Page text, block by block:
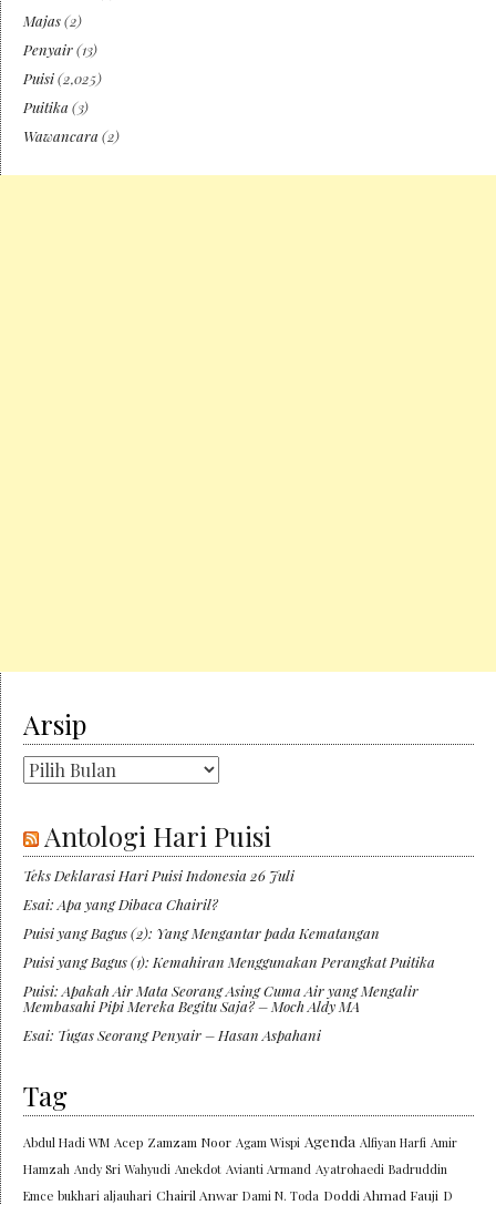
Majas(2)
Penyair(13)
Puisi(2,025)
Puitika (3)
Wawancara (2)
Arsip
Arsip
Antologi Hari Puisi
Teks Deklarasi Hari Puisi Indonesia 26 Juli
Esai: Apa yang Dibaca Chairil?
Puisi yang Bagus (2): Yang Mengantar pada Kematangan
Puisi yang Bagus (1): Kemahiran Menggunakan Perangkat Puitika
Puisi: Apakah Air Mata Seorang Asing Cuma Air yang Mengalir
Membasahi Pipi Mereka Begitu Saja? – Moch Aldy MA
Esai: Tugas Seorang Penyair – Hasan Aspahani
Tag
Abdul Hadi WM Acep Zamzam Noor Agam Wispi Agenda Alfiyan Harfi Amir
Hamzah Andy Sri Wahyudi Anekdot Avianti Armand Ayatrohaedi Badruddin
Emce bukhari aljauhari Chairil Anwar Dami N. Toda Doddi Ahmad Fauji D